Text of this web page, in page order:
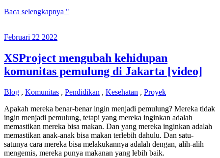
Lulusan
2024
Baca selengkapnya "
Februari 22 2022
XSProject mengubah kehidupan
komunitas pemulung di Jakarta [video]
Blog , Komunitas , Pendidikan , Kesehatan , Proyek
Apakah mereka benar-benar ingin menjadi pemulung? Mereka tidak
ingin menjadi pemulung, tetapi yang mereka inginkan adalah
memastikan mereka bisa makan. Dan yang mereka inginkan adalah
memastikan anak-anak bisa makan terlebih dahulu. Dan satu-
satunya cara mereka bisa melakukannya adalah dengan, alih-alih
mengemis, mereka punya makanan yang lebih baik.